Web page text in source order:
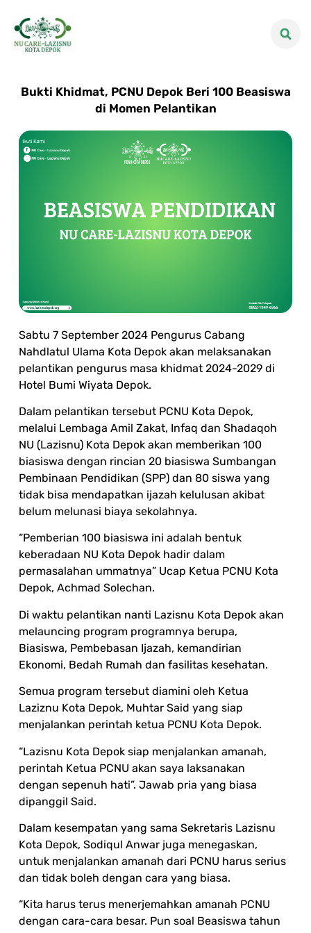
Bukti Khidmat, PCNU Depok Beri 100 Beasiswa
di Momen Pelantikan
Sabtu 7 September 2024 Pengurus Cabang
Nahdlatul Ulama Kota Depok akan melaksanakan
pelantikan pengurus masa khidmat 2024-2029 di
Hotel Bumi Wiyata Depok.
Dalam pelantikan tersebut PCNU Kota Depok,
melalui Lembaga Amil Zakat, Infaq dan Shadaqoh
NU (Lazisnu) Kota Depok akan memberikan 100
biasiswa dengan rincian 20 biasiswa Sumbangan
Pembinaan Pendidikan (SPP) dan 80 siswa yang
tidak bisa mendapatkan ijazah kelulusan akibat
belum melunasi biaya sekolahnya.
“Pemberian 100 biasiswa ini adalah bentuk
keberadaan NU Kota Depok hadir dalam
permasalahan ummatnya” Ucap Ketua PCNU Kota
Depok, Achmad Solechan.
Di waktu pelantikan nanti Lazisnu Kota Depok akan
melauncing program programnya berupa,
Biasiswa, Pembebasan Ijazah, kemandirian
Ekonomi, Bedah Rumah dan fasilitas kesehatan.
Semua program tersebut diamini oleh Ketua
Laziznu Kota Depok, Muhtar Said yang siap
menjalankan perintah ketua PCNU Kota Depok.
“Lazisnu Kota Depok siap menjalankan amanah,
perintah Ketua PCNU akan saya laksanakan
dengan sepenuh hati”. Jawab pria yang biasa
dipanggil Said.
Dalam kesempatan yang sama Sekretaris Lazisnu
Kota Depok, Sodiqul Anwar juga menegaskan,
untuk menjalankan amanah dari PCNU harus serius
dan tidak boleh dengan cara yang biasa.
“Kita harus terus menerjemahkan amanah PCNU
dengan cara-cara besar. Pun soal Beasiswa tahun